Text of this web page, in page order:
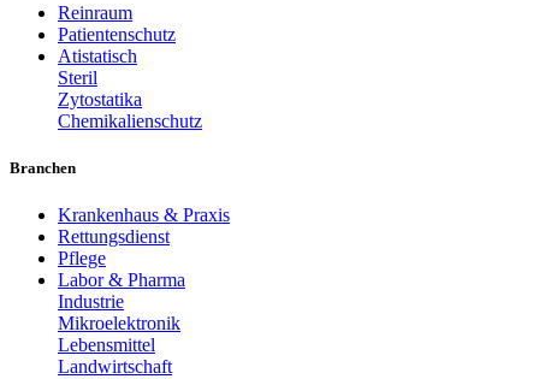
Reinraum
Patientenschutz
Atistatisch
Steril
Zytostatika
Chemikalienschutz
Branchen
Krankenhaus & Praxis
Rettungsdienst
Pflege
Labor & Pharma
Industrie
Mikroelektronik
Lebensmittel
Landwirtschaft